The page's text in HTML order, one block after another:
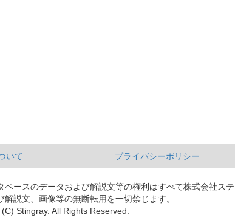
いて プライバシーポリシー
ベースのデータおよび解説文等の権利はすべて株式会社ス
解説文、画像等の無断転用を一切禁じます。
Stingray. All Rights Reserved.